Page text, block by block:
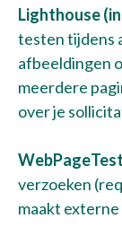
Lighthouse
testen tijdens
afbeeldingen
meerdere
over je
WebPageTest
verzoeken
maakt